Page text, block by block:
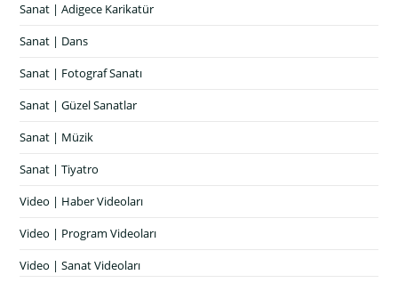
Sanat | Adigece Karikatür
Sanat | Dans
Sanat | Fotograf Sanatı
Sanat | Güzel Sanatlar
Sanat | Müzik
Sanat | Tiyatro
Video | Haber Videoları
Video | Program Videoları
Video | Sanat Videoları